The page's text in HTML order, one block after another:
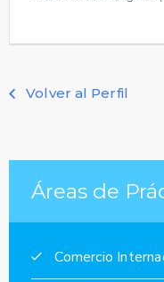
Volver al Perfil
Áreas de
Comercio